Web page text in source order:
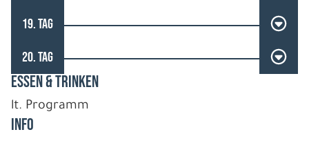
19. TAG
20. TAG
ESSEN & TRINKEN
lt. Programm
INFO